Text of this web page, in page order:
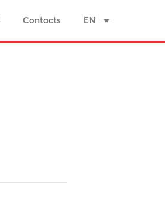
Contacts EN